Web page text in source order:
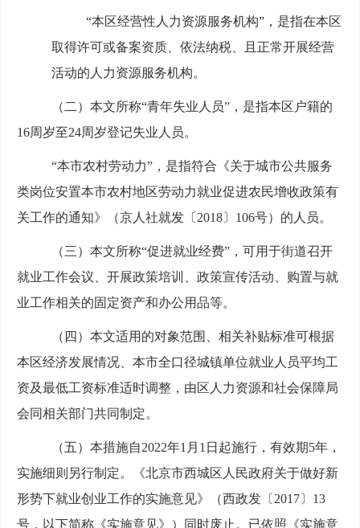
“本区经营性人力资源服务机构”，是指在本区
取得许可或备案资质、依法纳税、且正常开展经营
活动的人力资源服务机构。
（二）本文所称“青年失业人员”，是指本区户籍的
16周岁至24周岁登记失业人员。
“本市农村劳动力”，是指符合《关于城市公共服务
类岗位安置本市农村地区劳动力就业促进农民增收政策有
关工作的通知》（京人社就发〔2018〕106号）的人员。
（三）本文所称“促进就业经费”，可用于街道召开
就业工作会议、开展政策培训、政策宣传活动、购置与就
业工作相关的固定资产和办公用品等。
（四）本文适用的对象范围、相关补贴标准可根据
本区经济发展情况、本市全口径城镇单位就业人员平均工
资及最低工资标准适时调整，由区人力资源和社会保障局
会同相关部门共同制定。
（五）本措施自2022年1月1日起施行，有效期5年，
实施细则另行制定。《北京市西城区人民政府关于做好新
形势下就业创业工作的实施意见》（西政发〔2017〕13
号，以下简称《实施意见》）同时废止。已依照《实施意